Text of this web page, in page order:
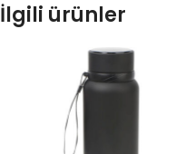
İlgili ürünler